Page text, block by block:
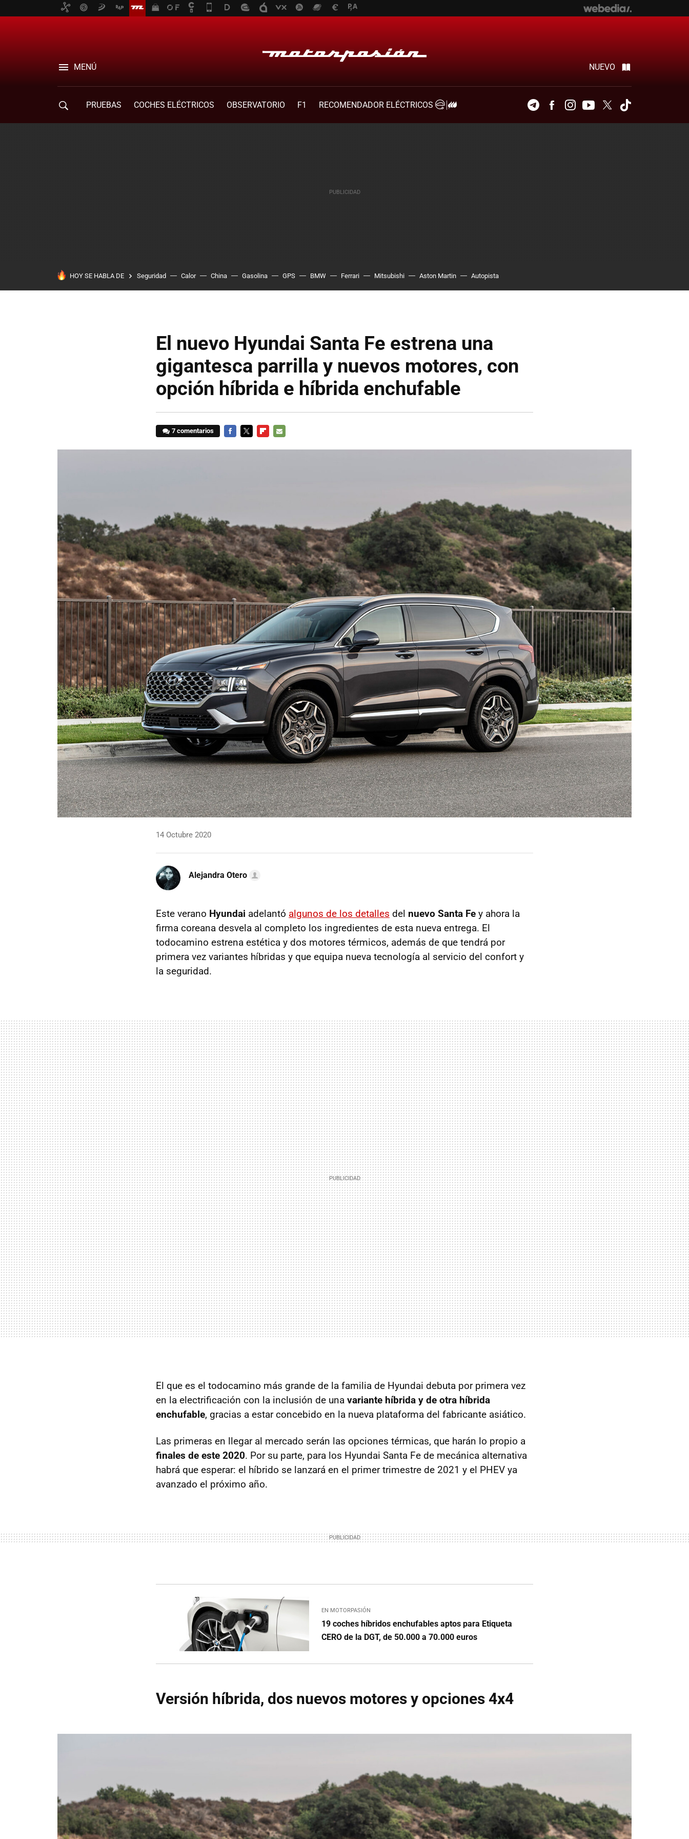
MENÚ NUEVO
PRUEBAS COCHES ELÉCTRICOS OBSERVATORIO F1
RECOMENDADOR ELÉCTRICOS
TelegramFacebookInstagramYoutubeTwitter
HOY SE HABLA DE Seguridad Calor China Gasolina GPS BMW Ferrari Mitsubishi Aston Martin Autopista
El nuevo Hyundai Santa Fe estrena una
gigantesca parrilla y nuevos motores, con
opción híbrida e híbrida enchufable
7 comentarios
14 Octubre 2020
Alejandra Otero
Este verano Hyundai adelantó algunos de los detalles del nuevo Santa Fe y ahora la
firma coreana desvela al completo los ingredientes de esta nueva entrega. El
todocamino estrena estética y dos motores térmicos, además de que tendrá por
primera vez variantes híbridas y que equipa nueva tecnología al servicio del confort y
la seguridad.
El que es el todocamino más grande de la familia de Hyundai debuta por primera vez
en la electrificación con la inclusión de una variante híbrida y de otra híbrida
enchufable, gracias a estar concebido en la nueva plataforma del fabricante asiático.
Las primeras en llegar al mercado serán las opciones térmicas, que harán lo propio a
finales de este 2020. Por su parte, para los Hyundai Santa Fe de mecánica alternativa
habrá que esperar: el híbrido se lanzará en el primer trimestre de 2021 y el PHEV ya
avanzado el próximo año.
EN MOTORPASIÓN
19 coches híbridos enchufables aptos para Etiqueta
CERO de la DGT, de 50.000 a 70.000 euros
Versión híbrida, dos nuevos motores y opciones 4x4